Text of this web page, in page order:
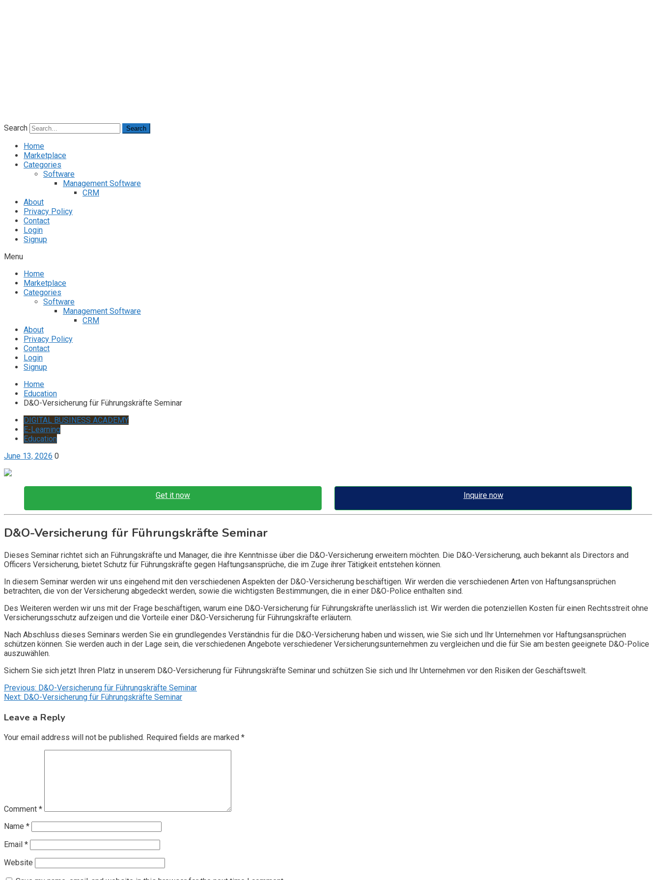
Search Search
Home
Marketplace
Categories
Software
Management Software
CRM
About
Privacy Policy
Contact
Login
Signup
Menu
Home
Marketplace
Categories
Software
Management Software
CRM
About
Privacy Policy
Contact
Login
Signup
Home
Education
D&O-Versicherung für Führungskräfte Seminar
DIGITAL BUSINESS ACADEMY
E-Learning
Education
June 13, 2026 0
Get it now Inquire now
D&O-Versicherung für Führungskräfte Seminar
Dieses Seminar richtet sich an Führungskräfte und Manager, die ihre Kenntnisse über die D&O-Versicherung erweitern möchten. Die D&O-Versicherung, auch bekannt als Directors and
Officers Versicherung, bietet Schutz für Führungskräfte gegen Haftungsansprüche, die im Zuge ihrer Tätigkeit entstehen können.
In diesem Seminar werden wir uns eingehend mit den verschiedenen Aspekten der D&O-Versicherung beschäftigen. Wir werden die verschiedenen Arten von Haftungsansprüchen
betrachten, die von der Versicherung abgedeckt werden, sowie die wichtigsten Bestimmungen, die in einer D&O-Police enthalten sind.
Des Weiteren werden wir uns mit der Frage beschäftigen, warum eine D&O-Versicherung für Führungskräfte unerlässlich ist. Wir werden die potenziellen Kosten für einen Rechtsstreit ohne
Versicherungsschutz aufzeigen und die Vorteile einer D&O-Versicherung für Führungskräfte erläutern.
Nach Abschluss dieses Seminars werden Sie ein grundlegendes Verständnis für die D&O-Versicherung haben und wissen, wie Sie sich und Ihr Unternehmen vor Haftungsansprüchen
schützen können. Sie werden auch in der Lage sein, die verschiedenen Angebote verschiedener Versicherungsunternehmen zu vergleichen und die für Sie am besten geeignete D&O-Police
auszuwählen.
Sichern Sie sich jetzt Ihren Platz in unserem D&O-Versicherung für Führungskräfte Seminar und schützen Sie sich und Ihr Unternehmen vor den Risiken der Geschäftswelt.
Post
navigation
Previous: D&O-Versicherung für Führungskräfte Seminar
Next: D&O-Versicherung für Führungskräfte Seminar
Leave a Reply
Your email address will not be published. Required fields are marked *
Comment *
Name *
Email *
Website